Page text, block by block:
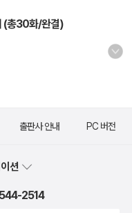
(총30화/완결)
출판사 안내 PC 버전
션
2514